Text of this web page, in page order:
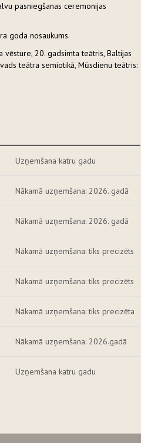
pasniegšanas ceremonijas
goda nosaukums.
20. gadsimta teātris, Baltijas
teātra semiotikā, Mūsdienu teātris:
Uzņemšana katru gadu
Nākamā uzņemšana: 2026. gadā
Nākamā uzņemšana: 2026. gadā
Nākamā uzņemšana: tiks precizēts
Nākamā uzņemšana: tiks precizēts
Nākamā uzņemšana: tiks precizēta
Nākamā uzņemšana: 2026.gadā
Uzņemšana katru gadu